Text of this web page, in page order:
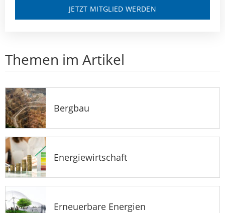
JETZT MITGLIED WERDEN
Themen im Artikel
Bergbau
Energiewirtschaft
Erneuerbare Energien